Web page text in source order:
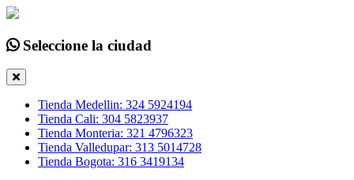
Seleccione la ciudad
Tienda Medellin: 324 5924194
Tienda Cali: 304 5823937
Tienda Monteria: 321 4796323
Tienda Valledupar: 313 5014728
Tienda Bogota: 316 3419134